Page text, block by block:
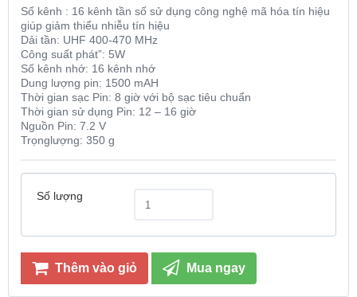
Số kênh : 16 kênh tần số sử dụng công nghệ mã hóa tín hiệu
giúp giảm thiểu nhiễu tín hiệu
Dải tần: UHF 400-470 MHz
Công suất phát”: 5W
Số kênh nhớ: 16 kênh nhớ
Dung lượng pin: 1500 mAH
Thời gian sạc Pin: 8 giờ với bộ sạc tiêu chuẩn
Thời gian sử dụng Pin: 12 – 16 giờ
Nguồn Pin: 7.2 V
Trọnglượng: 350 g
Số lượng
Thêm vào giỏ Mua ngay